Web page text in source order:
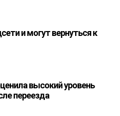
и могут вернуться к
высокий уровень
переезда